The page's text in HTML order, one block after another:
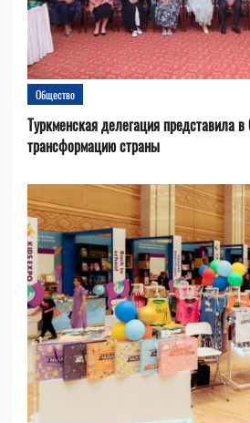
Общество
Туркменская делегация представила
трансформацию страны